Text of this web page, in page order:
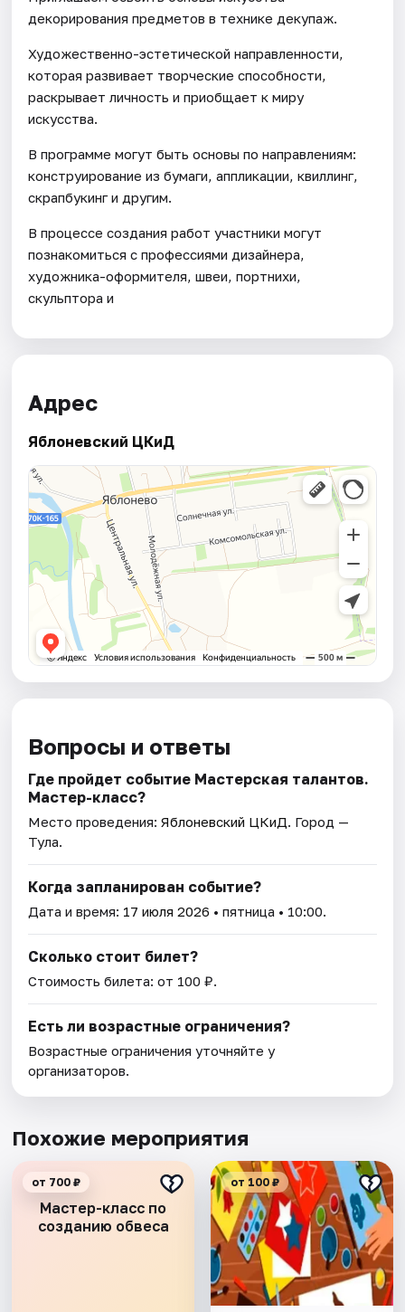
декорирования предметов в технике декупаж.
Художественно-эстетической направленности,
которая развивает творческие способности,
раскрывает личность и приобщает к миру
искусства.
В программе могут быть основы по направлениям:
конструирование из бумаги, аппликации, квиллинг,
скрапбукинг и другим.
В процессе создания работ участники могут
познакомиться с профессиями дизайнера,
художника-оформителя, швеи, портнихи,
скульптора и
Адрес
Яблоневский ЦКиД
Вопросы и ответы
Где пройдет событие Мастерская талантов.
Мастер-класс?
Место проведения:Яблоневский ЦКиД. Город —
Тула.
Когда запланирован событие?
Дата и время: 17 июля 2026 • пятница • 10:00.
Сколько стоит билет?
Стоимость билета: от 100 ₽.
Есть ли возрастные ограничения?
Возрастные ограничения уточняйте у
организаторов.
Похожие мероприятия
Мастер-класс по
созданию обвеса
от 700 ₽ от 100 ₽